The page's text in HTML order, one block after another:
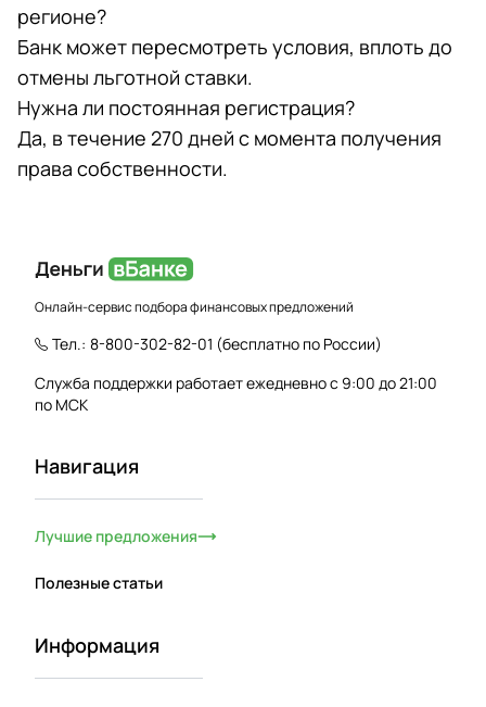
регионе?
Банк может пересмотреть условия, вплоть до
отмены льготной ставки.
Нужна ли постоянная регистрация?
Да, в течение 270 дней с момента получения
права собственности.
Онлайн-сервис подбора финансовых предложений
Тел.: 8-800-302-82-01 (бесплатно по России)
Служба поддержки работает ежедневно с 9:00 до 21:00
по МСК
Навигация
Лучшие предложения
Полезные статьи
Информация